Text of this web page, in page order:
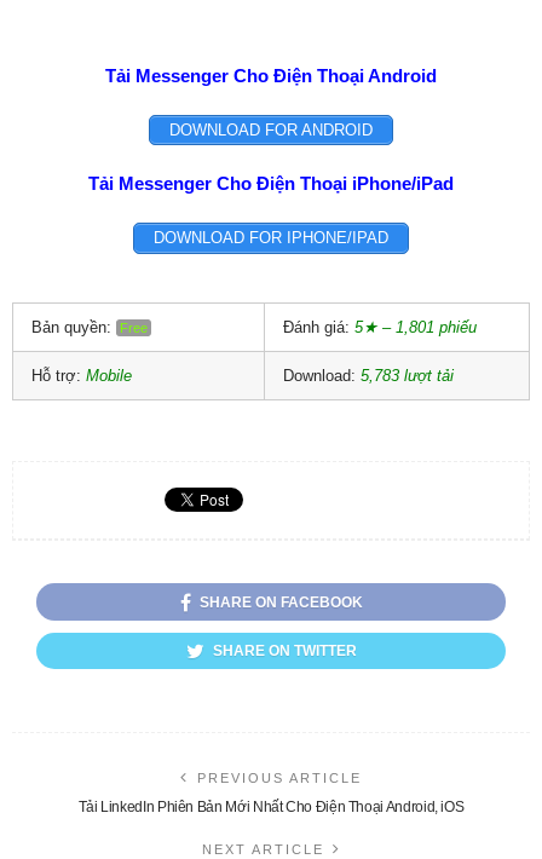
Tải Messenger Cho Điện Thoại Android
DOWNLOAD FOR ANDROID
Tải Messenger Cho Điện Thoại iPhone/iPad
DOWNLOAD FOR IPHONE/IPAD
Bản quyền: Free Đánh giá: 5★ – 1,801 phiếu
Hỗ trợ: Mobile Download: 5,783 lượt tải
SHARE ON FACEBOOK
SHARE ON TWITTER
PREVIOUS ARTICLE
Tải LinkedIn Phiên Bản Mới Nhất Cho Điện Thoại Android, iOS
NEXT ARTICLE